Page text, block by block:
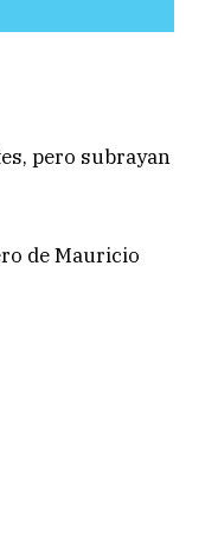
pero subrayan
de Mauricio